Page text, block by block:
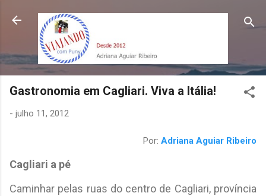
Pular para o conteúdo principal
Gastronomia em Cagliari. Viva a Itália!
- julho 11, 2012
Por: Adriana Aguiar Ribeiro
Cagliari a pé
Caminhar pelas ruas do centro de Cagliari, província